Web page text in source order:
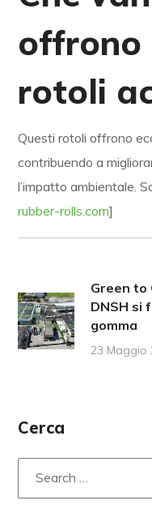
offrono
rotoli
Questi rotoli offrono
contribuendo a
l’impatto ambientale.
rubber-rolls.com]
Green to
DNSH si
gomma
23 Maggio
Cerca